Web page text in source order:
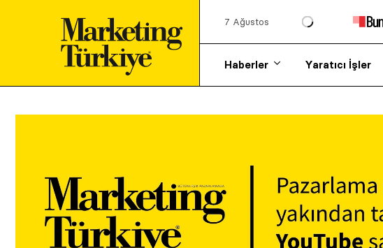
7 Ağustos
Haberler Yaratıcı İşler